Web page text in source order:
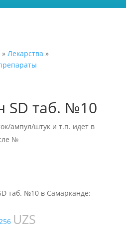
» Лекарства »
SD таб. №10
ампул/штук и т.п. идет в
№
таб. №10 в Самарканде:
UZS